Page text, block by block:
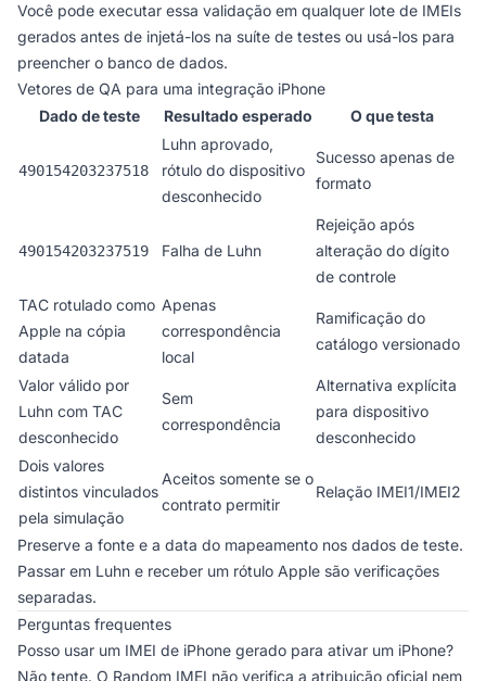
Você pode executar essa validação em qualquer lote de IMEIs
gerados antes de injetá-los na suíte de testes ou usá-los para
preencher o banco de dados.
Vetores de QA para uma integração iPhone
Dado de teste
Resultado esperado O que testa
490154203237518
Luhn aprovado,
rótulo do dispositivo
desconhecido
Sucesso apenas de
formato
490154203237519 Falha de Luhn
Rejeição após
alteração do dígito
de controle
TAC rotulado como
Apple na cópia
datada
Apenas
correspondência
local
Ramificação do
catálogo versionado
Valor válido por
Luhn com TAC
desconhecido
Sem
correspondência
Alternativa explícita
para dispositivo
desconhecido
Dois valores
distintos vinculados
pela simulação
Aceitos somente se o
contrato permitir
Relação IMEI1/IMEI2
Preserve a fonte e a data do mapeamento nos dados de teste.
Passar em Luhn e receber um rótulo Apple são verificações
separadas.
Perguntas frequentes
Posso usar um IMEI de iPhone gerado para ativar um iPhone?
Não tente. O Random IMEI não verifica a atribuição oficial nem